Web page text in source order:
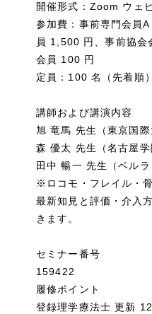
開催形式：Zoom ウェ
参加費：事前専門会員
員 1,500 円、事前協会
会員 100 円
定員：100 名（先着順）
講師および講演内容
旭 竜馬 先生（東京国際
森 優太 先生（名古屋学
田中 暢一 先生（ベルラ
※ロコモ・フレイル・
最新知見と評価・介入
きます。
セミナー番号
159422
履修ポイント
登録理学療法士 更新